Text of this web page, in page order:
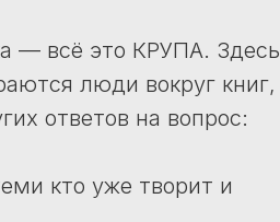
— всё это КРУПА. Здесь
люди вокруг книг,
ответов на вопрос:
кто уже творит и